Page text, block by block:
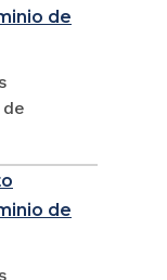
de
de